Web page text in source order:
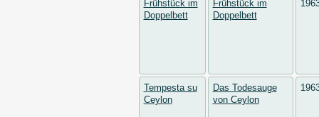
Frühstück im
Doppelbett
Frühstück im
Doppelbett
Tempesta su
Ceylon
Das Todesauge
von Ceylon